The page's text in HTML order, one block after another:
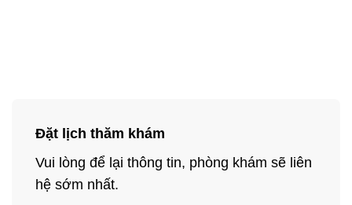
Đặt lịch thăm khám
Vui lòng để lại thông tin, phòng khám sẽ liên
hệ sớm nhất.